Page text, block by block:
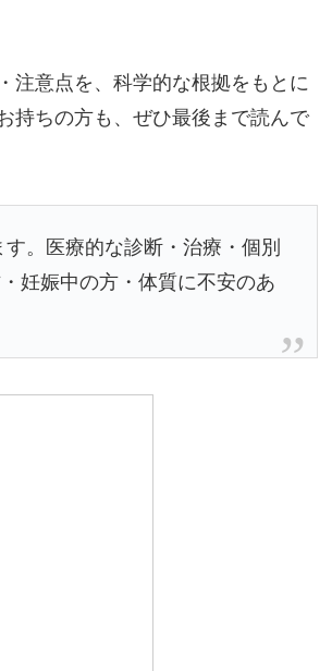
注意点を、科学的な根拠をもとに
持ちの方も、ぜひ最後まで読んで
。医療的な診断・治療・個別
妊娠中の方・体質に不安のあ